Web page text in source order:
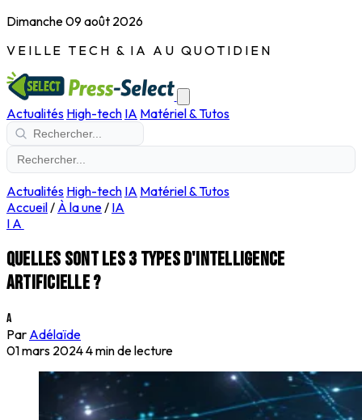
Dimanche 09 août 2026
VEILLE TECH & IA AU QUOTIDIEN
Actualités High-tech IA Matériel & Tutos
Actualités High-tech IA Matériel & Tutos
Accueil/ À la une/ IA
IA
Quelles sont les 3 types d'intelligence
artificielle ?
A
Par Adélaïde
01 mars 20244 min de lecture